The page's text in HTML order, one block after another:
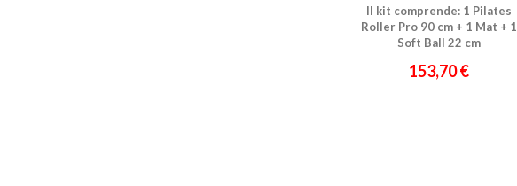
Il kit comprende: 1 Pilates
Roller Pro 90 cm + 1 Mat + 1
Soft Ball 22 cm
153,70 €